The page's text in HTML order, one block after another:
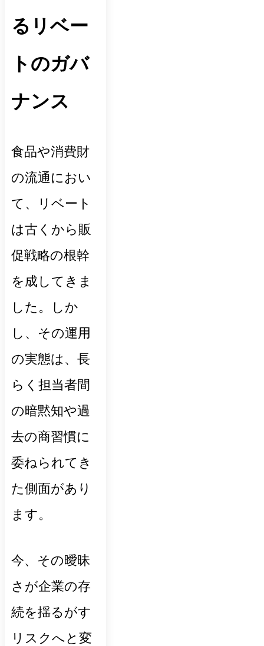
るリベー
トのガバ
ナンス
食品や消費財
の流通におい
て、リベート
は古くから販
促戦略の根幹
を成してきま
した。しか
し、その運用
の実態は、長
らく担当者間
の暗黙知や過
去の商習慣に
委ねられてき
た側面があり
ます。
今、その曖昧
さが企業の存
続を揺るがす
リスクへと変